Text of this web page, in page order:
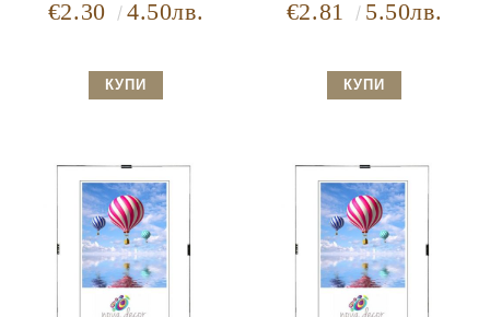
€2.30 4.50лв. €2.81 5.50лв.